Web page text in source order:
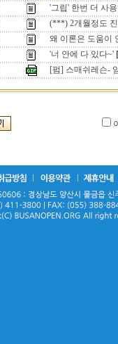
'그립' 한번 더 사
(***) 2개월정도
왜 이론은 도움이
'너 안에 다 있다~'
[펌] 스매쉬레슨-